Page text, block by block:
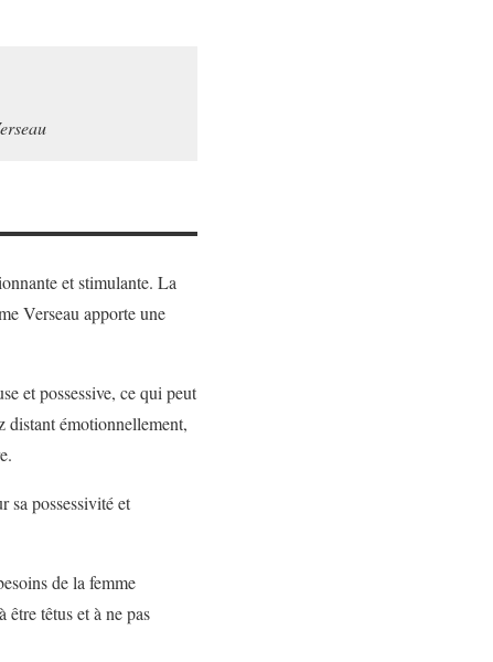
et stimulante. La
Verseau apporte une
et possessive, ce qui peut
distant émotionnellement,
sa possessivité et
de la femme
têtus et à ne pas